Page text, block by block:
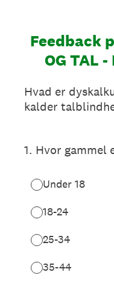
Feedback
OG TAL
Hvad er
kalder
1. Hvor gammel
Under 18
18-24
25-34
35-44